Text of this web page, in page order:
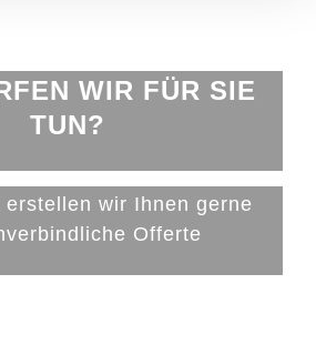
WIR FÜR SIE
TUN?
erstellen wir Ihnen gerne
Offerte